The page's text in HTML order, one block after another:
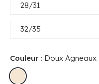
28/31
32/35
Couleur : Doux Agneaux